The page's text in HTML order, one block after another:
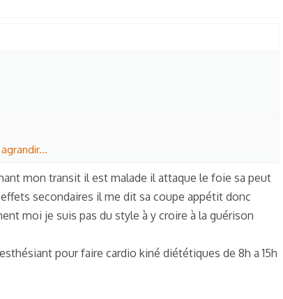
mon transit il est malade il attaque le foie sa peut
secondaires il me dit sa coupe appétit donc
moi je suis pas du style à y croire à la guérison
pour faire cardio kiné diététiques de 8h a 15h